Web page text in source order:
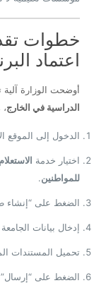
خطوات
اعتماد
أوضحت الوزارة آلية
الدراسية في الخارج
الدخول إلى الموقع
اختيار خدمة
للمواطنين.
الضغط على “إنشاء
إدخال بيانات
تحميل المستندات
الضغط على “إرسال”